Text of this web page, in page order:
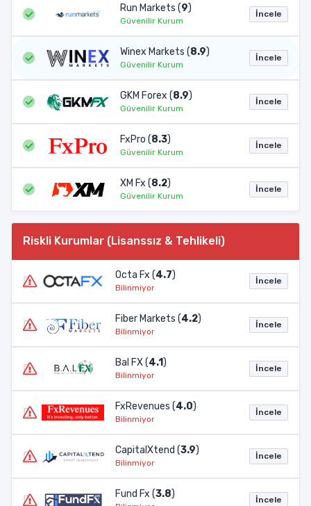
Run Markets (9)
Güvenilir Kurum
İncele
Winex Markets (8.9)
Güvenilir Kurum
İncele
GKM Forex (8.9)
Güvenilir Kurum
İncele
FxPro (8.3)
Güvenilir Kurum
İncele
XM Fx (8.2)
Güvenilir Kurum
İncele
Riskli Kurumlar (Lisanssız & Tehlikeli)
Octa Fx (4.7)
Bilinmiyor
İncele
Fiber Markets (4.2)
Bilinmiyor
İncele
Bal FX (4.1)
Bilinmiyor
İncele
FxRevenues (4.0)
Bilinmiyor
İncele
CapitalXtend (3.9)
Bilinmiyor
İncele
Fund Fx (3.8) İncele